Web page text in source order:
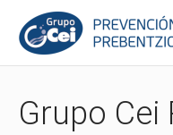
Grupo Cei